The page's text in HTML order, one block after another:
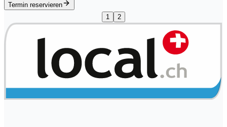
Termin reservieren
1
2